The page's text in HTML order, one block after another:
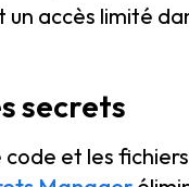
accès limité
secrets
code et les